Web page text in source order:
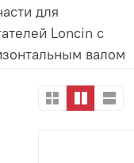
для
Loncin с
валом